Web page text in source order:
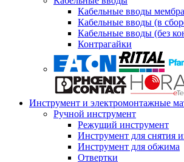
Кабельные вводы
Кабельные вводы (в
Кабельные вводы (без
Контрагайки
Инструмент и электромонтажные
Ручной инструмент
Режущий инструмент
Инструмент для снятия
Инструмент для обжима
Отвертки